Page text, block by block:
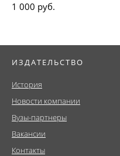
1 000 руб.
ИЗДАТЕЛЬСТВО
История
Новости компании
Вузы-партнеры
Вакансии
Контакты